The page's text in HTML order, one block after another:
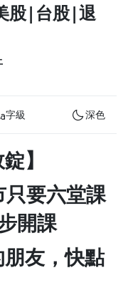
股|台股|退
字級 深色
】
要六堂課
開課
友，快點